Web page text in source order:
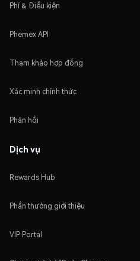
Phí & Điều kiện
Phemex API
Tham khảo hợp đồng
Xác minh chính thức
Phản hồi
Dịch vụ
Rewards Hub
Phần thưởng giới thiệu
VIP Portal